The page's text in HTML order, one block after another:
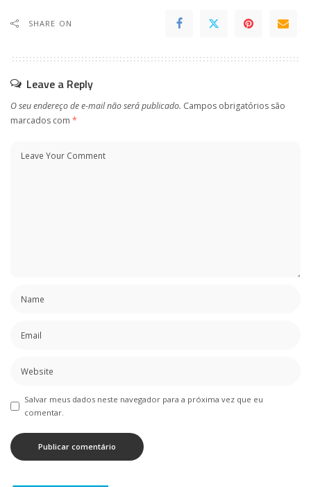
SHARE ON
Leave a Reply
O seu endereço de e-mail não será publicado. Campos obrigatórios são
marcados com *
Salvar meus dados neste navegador para a próxima vez que eu
comentar.